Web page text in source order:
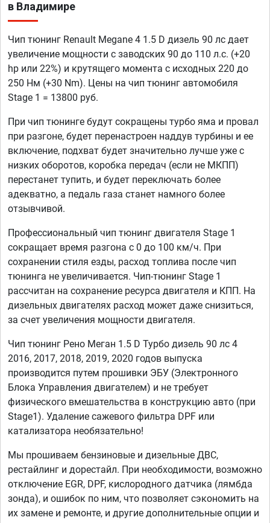
в Владимире
Чип тюнинг Renault Megane 4 1.5 D дизель 90 лс дает
увеличение мощности с заводских 90 до 110 л.с. (+20
hp или 22%) и крутящего момента с исходных 220 до
250 Нм (+30 Nm). Цены на чип тюнинг автомобиля
Stage 1 = 13800 руб.
При чип тюнинге будут сокращены турбо яма и провал
при разгоне, будет перенастроен наддув турбины и ее
включение, подхват будет значительно лучше уже с
низких оборотов, коробка передач (если не МКПП)
перестанет тупить, и будет переключать более
адекватно, а педаль газа станет намного более
отзывчивой.
Профессиональный чип тюнинг двигателя Stage 1
сокращает время разгона с 0 до 100 км/ч. При
сохранении стиля езды, расход топлива после чип
тюнинга не увеличивается. Чип-тюнинг Stage 1
рассчитан на сохранение ресурса двигателя и КПП. На
дизельных двигателях расход может даже снизиться,
за счет увеличения мощности двигателя.
Чип тюнинг Рено Меган 1.5 D Турбо дизель 90 лс 4
2016, 2017, 2018, 2019, 2020 годов выпуска
производится путем прошивки ЭБУ (Электронного
Блока Управления двигателем) и не требует
физического вмешательства в конструкцию авто (при
Stage1). Удаление сажевого фильтра DPF или
катализатора необязательно!
Мы прошиваем бензиновые и дизельные ДВС,
рестайлинг и дорестайл. При необходимости, возможно
отключение EGR, DPF, кислородного датчика (лямбда
зонда), и ошибок по ним, что позволяет сэкономить на
их замене и ремонте, и другие дополнительные опции и